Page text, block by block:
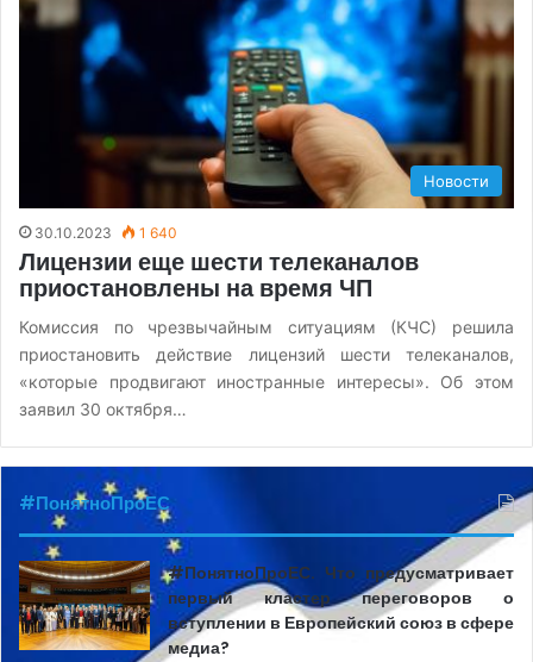
Новости
30.10.2023 1 640
Лицензии еще шести телеканалов
приостановлены на время ЧП
Комиссия по чрезвычайным ситуациям (КЧС) решила
приостановить действие лицензий шести телеканалов,
«которые продвигают иностранные интересы». Об этом
заявил 30 октября…
#ПонятноПроЕС
#ПонятноПроЕС. Что предусматривает
первый кластер переговоров о
вступлении в Европейский союз в сфере
медиа?